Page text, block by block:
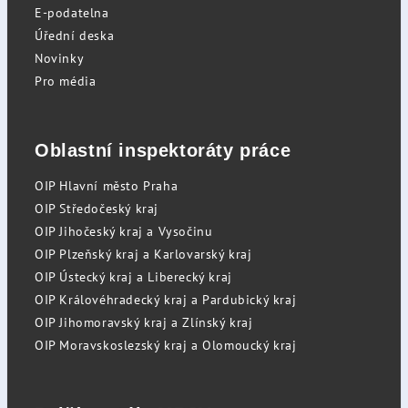
E-podatelna
Úřední deska
Novinky
Pro média
Oblastní inspektoráty práce
OIP Hlavní město Praha
OIP Středočeský kraj
OIP Jihočeský kraj a Vysočinu
OIP Plzeňský kraj a Karlovarský kraj
OIP Ústecký kraj a Liberecký kraj
OIP Královéhradecký kraj a Pardubický kraj
OIP Jihomoravský kraj a Zlínský kraj
OIP Moravskoslezský kraj a Olomoucký kraj